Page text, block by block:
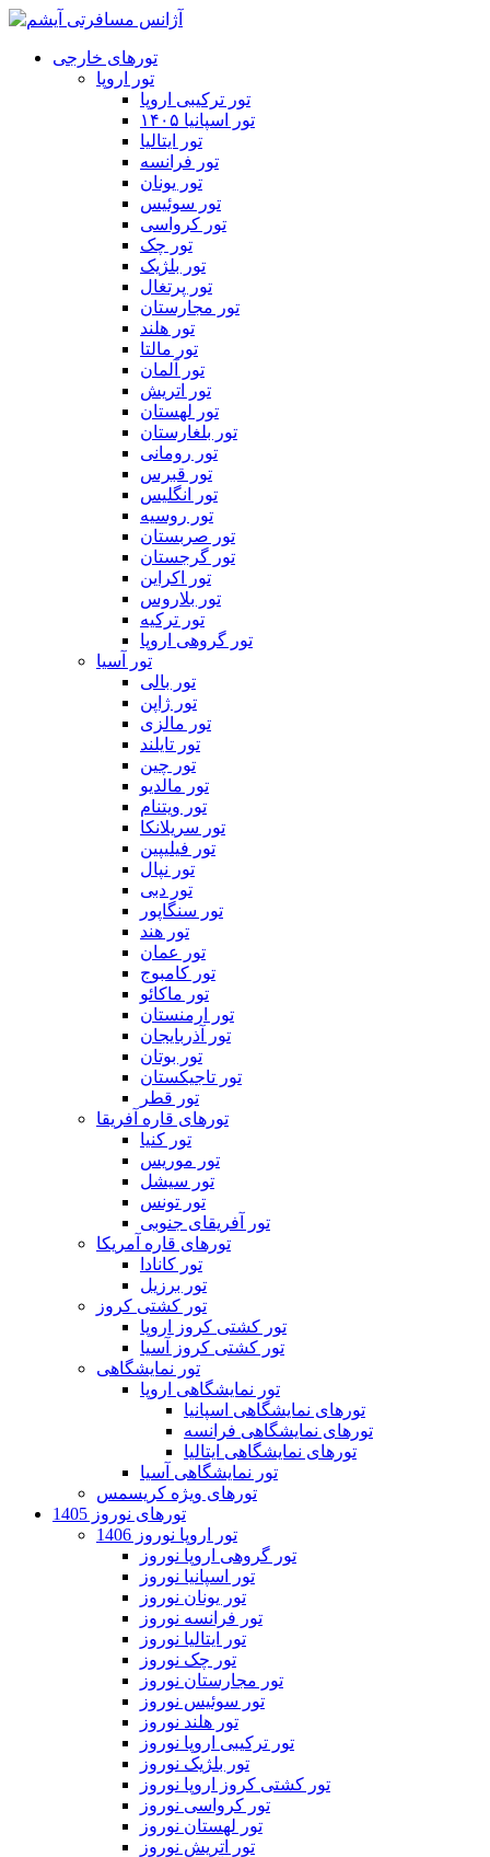
تورهای خارجی
تور اروپا
تور ترکیبی اروپا
تور اسپانیا ۱۴۰۵
تور ایتالیا
تور فرانسه
تور یونان
تور سوئیس
تور کرواسی
تور چک
تور بلژیک
تور پرتغال
تور مجارستان
تور هلند
تور مالتا
تور آلمان
تور اتریش
تور لهستان
تور بلغارستان
تور رومانی
تور قبرس
تور انگلیس
تور روسیه
تور صربستان
تور گرجستان
تور اکراین
تور بلاروس
تور ترکیه
تور گروهی اروپا
تور آسیا
تور بالی
تور ژاپن
تور مالزی
تور تایلند
تور چین
تور مالدیو
تور ویتنام
تور سریلانکا
تور فیلیپین
تور نپال
تور دبی
تور سنگاپور
تور هند
تور عمان
تور کامبوج
تور ماکائو
تور ارمنستان
تور آذربایجان
تور بوتان
تور تاجیکستان
تور قطر
تورهای قاره آفریقا
تور کنیا
تور موریس
تور سیشل
تور تونس
تور آفریقای جنوبی
تورهای قاره آمریکا
تور کانادا
تور برزیل
تور کشتی کروز
تور کشتی کروز اروپا
تور کشتی کروز آسیا
تور نمایشگاهی
تور نمایشگاهی اروپا
تورهای نمایشگاهی اسپانیا
تورهای نمایشگاهی فرانسه
تورهای نمایشگاهی ایتالیا
تور نمایشگاهی آسیا
تورهای ویژه کریسمس
تورهای نوروز 1405
تور اروپا نوروز 1406
تور گروهی اروپا نوروز
تور اسپانیا نوروز
تور یونان نوروز
تور فرانسه نوروز
تور ایتالیا نوروز
تور چک نوروز
تور مجارستان نوروز
تور سوئیس نوروز
تور هلند نوروز
تور ترکیبی اروپا نوروز
تور بلژیک نوروز
تور کشتی کروز اروپا نوروز
تور کرواسی نوروز
تور لهستان نوروز
تور اتریش نوروز